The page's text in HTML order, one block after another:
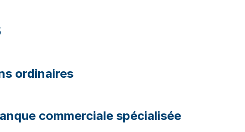
ordinaires
commerciale spécialisée